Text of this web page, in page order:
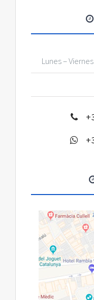
Lunes – Viernes